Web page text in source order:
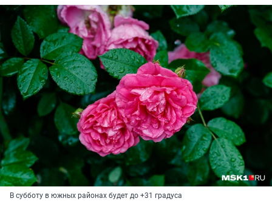
В субботу в южных районах будет до +31 градуса